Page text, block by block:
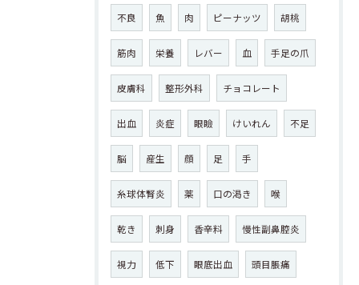
不良 魚 肉 ピーナッツ 胡桃
筋肉 栄養 レバー 血 手足の爪
皮膚科 整形外科 チョコレート
出血 炎症 眼瞼 けいれん 不足
脳 産生 顔 足 手
糸球体腎炎 薬 口の渇き 喉
乾き 刺身 香辛料 慢性副鼻腔炎
視力 低下 眼底出血 頭目脹痛